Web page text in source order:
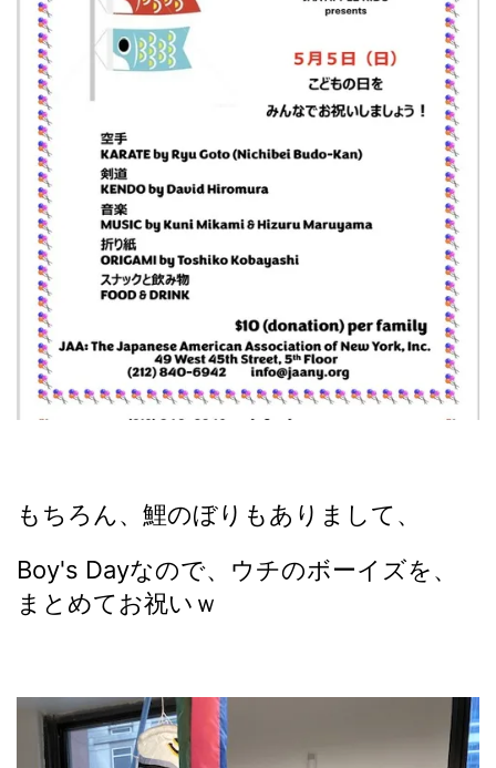
もちろん、鯉のぼりもありまして、
Boy's Dayなので、ウチのボーイズを、
まとめてお祝いｗ